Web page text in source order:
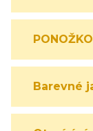
Barevné